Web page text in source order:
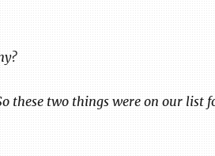
these two things were on our list